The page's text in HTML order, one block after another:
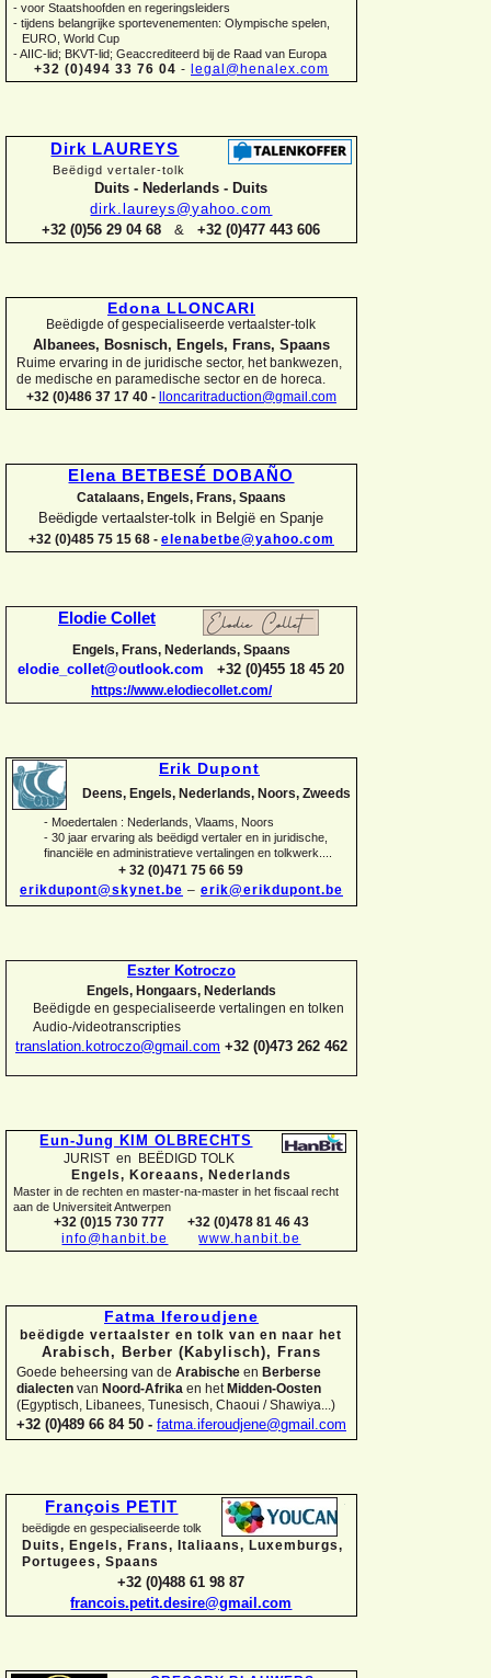
- voor Staatshoofden en regeringsleiders
- tijdens belangrijke sportevenementen: Olympische spelen,
EURO, World Cup
-AIIC-lid; BKVT-lid; Geaccrediteerd bij de Raad van Europa
+32 (0)494 33 76 04 - legal@henalex.com
Dirk LAUREYS
Beëdigd vertaler-tolk
Duits - Nederlands - Duits
dirk.laureys@yahoo.com
+32 (0)56 29 04 68& +32 (0)477 443 606
Edona LLONCARI
Beëdigde of gespecialiseerde vertaalster-tolk
Albanees, Bosnisch, Engels, Frans, Spaans
Ruime ervaring in de juridische sector, het bankwezen,
de medische en paramedische sector en de horeca.
+32 (0)486 37 17 40 -
lloncaritraduction@gmail.com
Elena BETBESÉ DOBAÑO
Catalaans, Engels, Frans, Spaans
Beëdigde vertaalster-tolk in België en Spanje
+32 (0)485 75 15 68 - elenabetbe@yahoo.com
Elodie Collet
Engels, Frans, Nederlands, Spaans
elodie_collet@outlook.com +32 (0)455 18 45 20
https://www.elodiecollet.com/
Erik Dupont
Deens, Engels, Nederlands, Noors, Zweeds
- Moedertalen : Nederlands, Vlaams, Noors
- 30 jaar ervaring als beëdigd vertaler en in juridische,
financiële en administratieve vertalingen en tolkwerk....
+ 32 (0)471 75 66 59
erikdupont@skynet.be – erik@erikdupont.be
Eszter Kotroczo
Engels, Hongaars, Nederlands
Beëdigde en gespecialiseerde vertalingen en tolken
Audio-/videotranscripties
translation.kotroczo@gmail.com +32 (0)473 262 462
Eun-Jung KIM OLBRECHTS
JURIST en BEËDIGD TOLK
Engels, Koreaans, Nederlands
Master in de rechten en master-na-master in het fiscaal recht
aan de Universiteit Antwerpen
+32 (0)15 730 777
+32 (0)478 81 46 43
info@hanbit.be
www.hanbit.be
Fatma Iferoudjene
beëdigde vertaalster en tolk van en naar het
Arabisch, Berber (Kabylisch), Frans
Goede beheersing van de Arabische en Berberse
dialecten van Noord-Afrika en hetMidden-Oosten
(Egyptisch, Libanees, Tunesisch, Chaoui / Shawiya...)
+32 (0)489 66 84 50 - fatma.iferoudjene@gmail.com
François PETIT
beëdigde en gespecialiseerde tolk
Duits, Engels, Frans, Italiaans, Luxemburgs,
Portugees, Spaans
+32 (0)488 61 98 87
francois.petit.desire@gmail.com